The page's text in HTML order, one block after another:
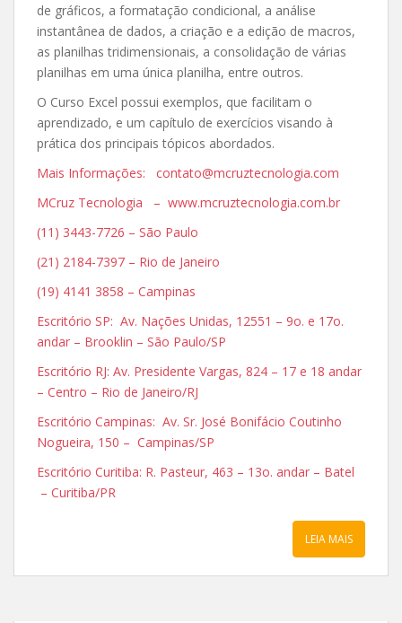
de gráficos, a formatação condicional, a análise
instantânea de dados, a criação e a edição de macros,
as planilhas tridimensionais, a consolidação de várias
planilhas em uma única planilha, entre outros.
O Curso Excel possui exemplos, que facilitam o
aprendizado, e um capítulo de exercícios visando à
prática dos principais tópicos abordados.
Mais Informações: contato@mcruztecnologia.com
MCruz Tecnologia – www.mcruztecnologia.com.br
(11) 3443-7726 – São Paulo
(21) 2184-7397 – Rio de Janeiro
(19) 4141 3858 – Campinas
Escritório SP: Av. Nações Unidas, 12551 – 9o. e 17o.
andar – Brooklin – São Paulo/SP
Escritório RJ: Av. Presidente Vargas, 824 – 17 e 18 andar
– Centro – Rio de Janeiro/RJ
Escritório Campinas: Av. Sr. José Bonifácio Coutinho
Nogueira, 150 – Campinas/SP
Escritório Curitiba: R. Pasteur, 463 – 13o. andar – Batel
– Curitiba/PR
LEIA MAIS